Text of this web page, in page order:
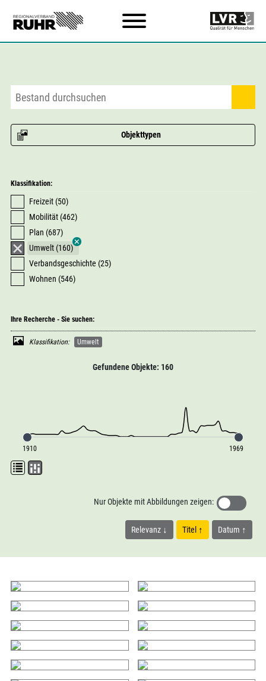
Objekttypen
Gefundene Objekte: 160
1910 1969
Relevanz Titel Datum
Nur Objekte mit Abbildungen zeigen:
Klassifikation:
Freizeit (50)
Mobilität (462)
Plan (687)
Umwelt (160)
Verbandsgeschichte (25)
Wohnen (546)
Ihre Recherche - Sie suchen:
Klassifikation: Umwelt